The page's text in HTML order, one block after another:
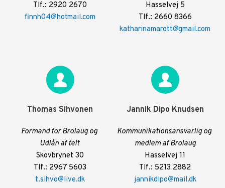
Tlf.: 2920 2670
finnh04@hotmail.com
Hasselvej 5
Tlf.: 2660 8366
katharinamarott@gmail.com
Thomas Sihvonen
Formand for Brolaug og
Udlån af telt
Skovbrynet 30
Tlf.: 2967 5603
t.sihvo@live.dk
Jannik Dipo Knudsen
Kommunikationsansvarlig og
medlem af Brolaug
Hasselvej 11
Tlf.: 5213 2882
jannikdipo@mail.dk